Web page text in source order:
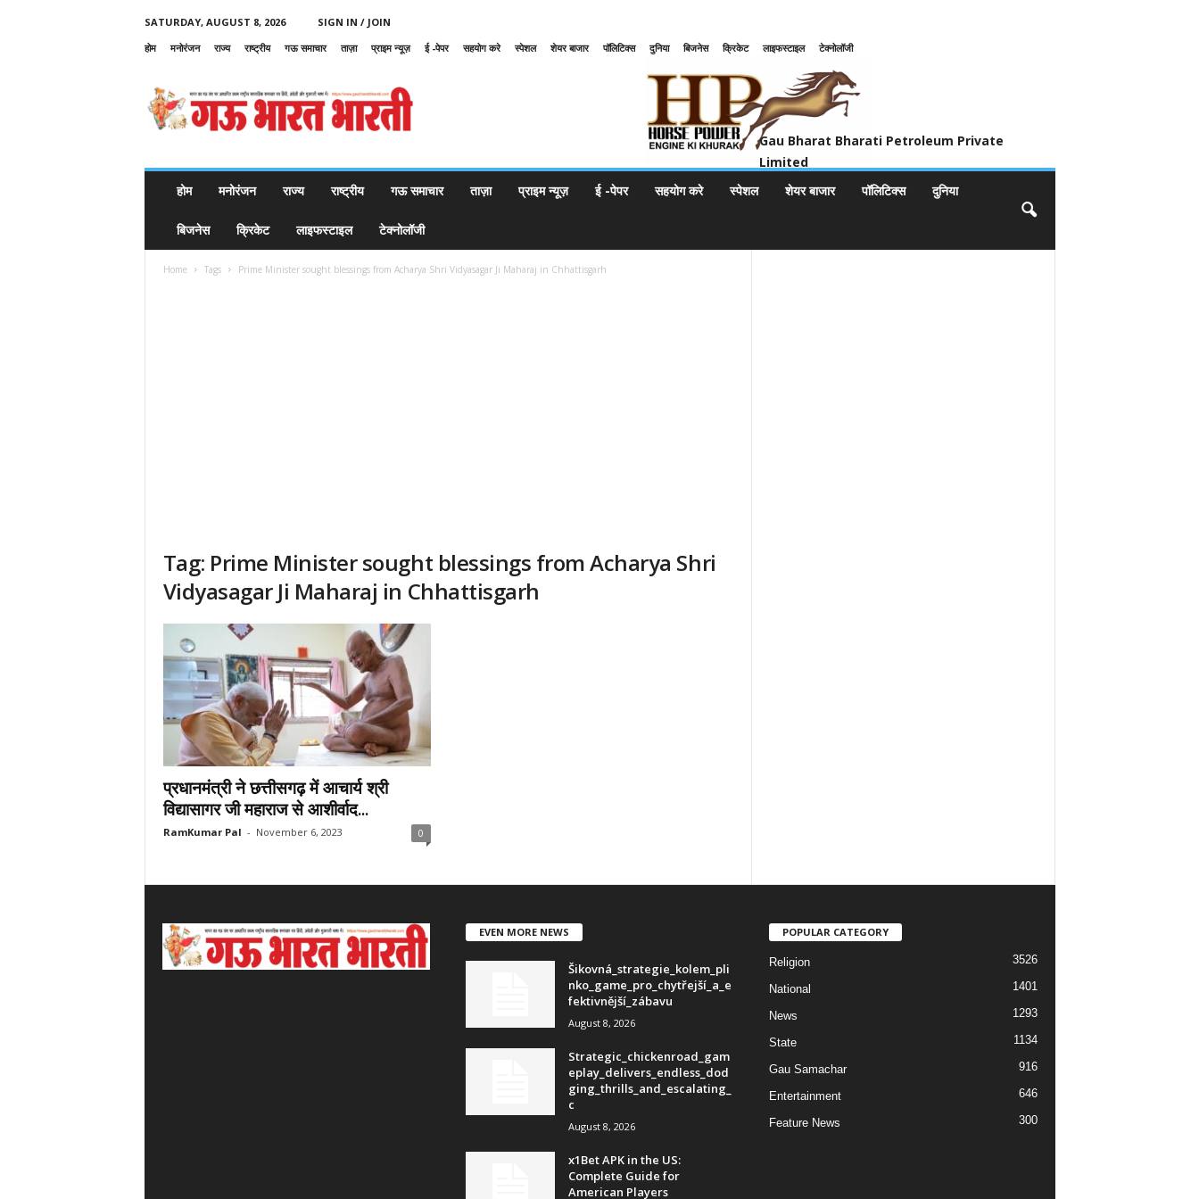
SATURDAY, AUGUST 8, 2026
SIGN IN / JOIN
होम
मनोरंजन राज्य राष्ट्रीय गऊ समाचार ताज़ा प्राइम न्यूज़ ई -पेपर सहयोग करे स्पेशल शेयर बाजार पॉलिटिक्स दुनिया बिजनेस क्रिकेट लाइफस्टाइल
टेक्नोलॉजी
u
Gau Bharat Bharati Petroleum Private
Limited
होम
मनोरंजन राज्य राष्ट्रीय गऊ समाचार ताज़ा प्राइम न्यूज़ ई -पेपर सहयोग करे स्पेशल शेयर बाजार पॉलिटिक्स दुनिया
बिजनेस क्रिकेट लाइफस्टाइल टेक्नोलॉजी
Home Tags Prime Minister sought blessings from Acharya Shri Vidyasagar Ji Maharaj in Chhattisgarh
Tag: Prime Minister sought blessings from Acharya Shri
Vidyasagar Ji Maharaj in Chhattisgarh
प्रधानमंत्री ने छत्तीसगढ़ में आचार्य श्री
विद्यासागर जी महाराज से आशीर्वाद...
RamKumar Pal - November 6, 2023 0
EVEN MORE NEWS
Šikovná_strategie_kolem_pli
nko_game_pro_chytřejší_a_e
fektivnější_zábavu
August 8, 2026
Strategic_chickenroad_gam
eplay_delivers_endless_dod
ging_thrills_and_escalating_
c
August 8, 2026
x1Bet APK in the US:
Complete Guide for
American Players
POPULAR CATEGORY
Religion 3526
National 1401
News 1293
State 1134
Gau Samachar 916
Entertainment 646
Feature News 300